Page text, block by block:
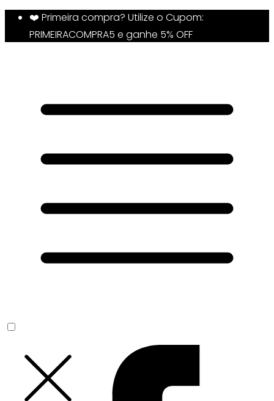
❤️ Primeira compra? Utilize o Cupom:
PRIMEIRACOMPRA5 e ganhe 5% OFF